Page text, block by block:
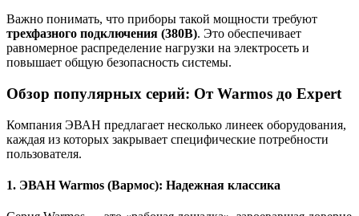
Важно понимать, что приборы такой мощности требуют
трехфазного подключения (380В). Это обеспечивает
равномерное распределение нагрузки на электросеть и
повышает общую безопасность системы.
Обзор популярных серий: От Warmos до Expert
Компания ЭВАН предлагает несколько линеек оборудования,
каждая из которых закрывает специфические потребности
пользователя.
1. ЭВАН Warmos (Вармос): Надежная классика